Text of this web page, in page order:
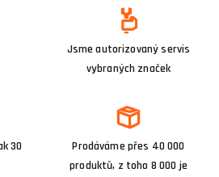
Jsme autorizovaný servis
vybraných značek
30
Prodáváme přes 40 000
produktů, z toho 8 000 je